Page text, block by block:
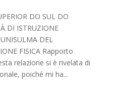
DO SUL DO
DI ISTRUZIONE
DEL
FISICA Rapporto
relazione si è rivelata di
poiché mi ha...